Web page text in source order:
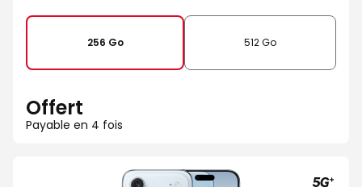
256 Go 512 Go
Offert
Payable en 4 fois